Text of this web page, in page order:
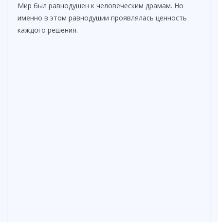
Мир был равнодушен к человеческим драмам. Но
именно в этом равнодушии проявлялась ценность
каждого решения.